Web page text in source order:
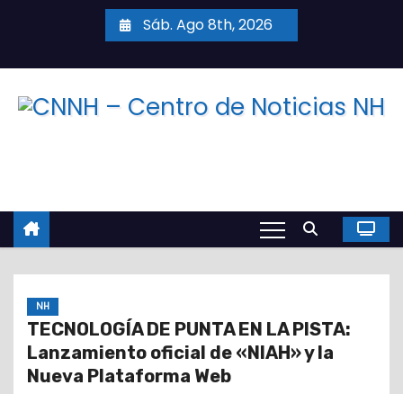
c
Sáb. Ago 8th, 2026
NH
TECNOLOGÍA DE PUNTA EN LA PISTA:
Lanzamiento oficial de «NIAH» y la
Nueva Plataforma Web